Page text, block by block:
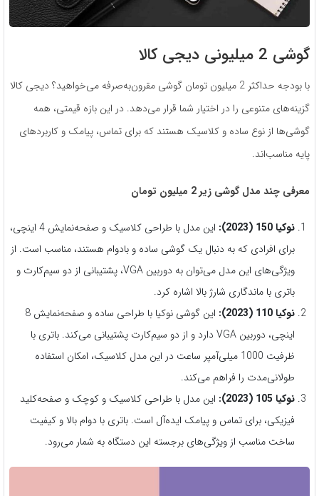
گوشی 2 میلیونی دیجی کالا
با بودجه حداکثر 2 میلیون تومان گوشی مقرون‌به‌صرفه می‌خواهید؟ دیجی کالا
گزینه‌های متنوعی را در اختیار شما قرار می‌دهد. در این بازه قیمتی، همه
گوشی‌ها از نوع ساده و کلاسیک هستند که برای تماس، پیامک و کاربردهای
پایه مناسب‌اند.
معرفی چند مدل گوشی زیر2 میلیون تومان
نوکیا 150 (2023):
این مدل با طراحی کلاسیک و صفحه‌نمایش 4 اینچی،
برای افرادی که به دنبال یک گوشی ساده و بادوام هستند، مناسب است. از
ویژگی‌های این مدل می‌توان به دوربین VGA، پشتیبانی از دو سیم‌کارت و
باتری با ماندگاری شارژ بالا اشاره کرد.
نوکیا 110 (2023):
این گوشی نوکیا با طراحی ساده و صفحه‌نمایش 8
اینچی، دوربین VGA دارد و از دو سیم‌کارت پشتیبانی می‌کند. باتری با
ظرفیت 1000 میلی‌آمپر ساعت در این مدل کلاسیک، امکان استفاده
طولانی‌مدت را فراهم می‌کند.
نوکیا 105
(2023):
این مدل با طراحی کلاسیک و کوچک و صفحه‌کلید
فیزیکی، برای تماس و پیامک ایده‌آل است. باتری با دوام بالا و کیفیت
ساخت مناسب از ویژگی‌های برجسته این دستگاه به شمار می‌رود.